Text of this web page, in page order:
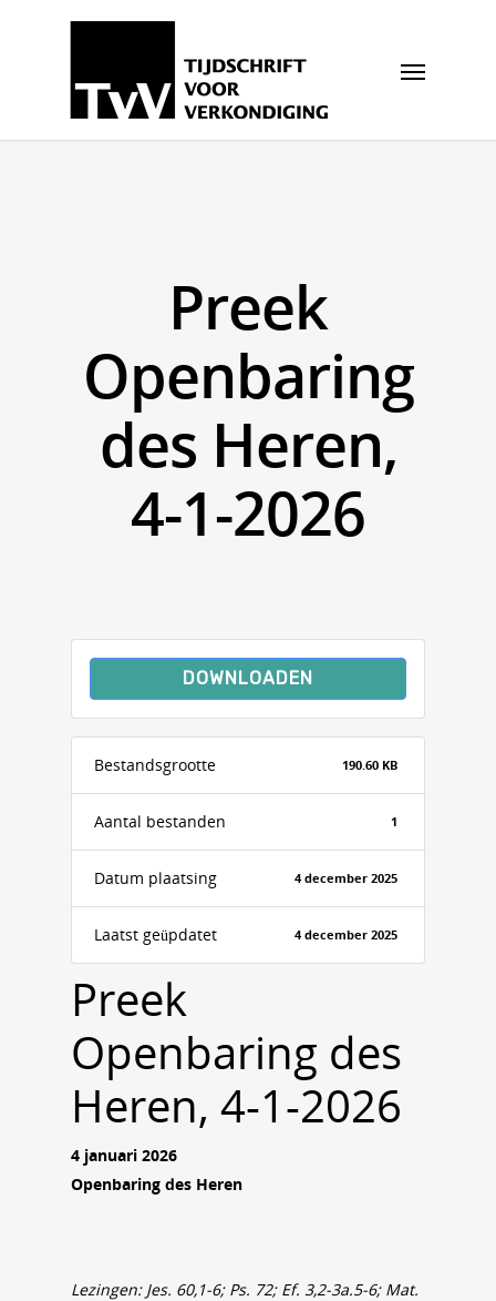
Preek
Openbaring
des Heren,
4-1-2026
DOWNLOADEN
Bestandsgrootte 190.60 KB
Aantal bestanden 1
Datum plaatsing 4 december 2025
Laatst geüpdatet 4 december 2025
Preek
Openbaring des
Heren, 4-1-2026
4 januari 2026
Openbaring des Heren
Lezingen: Jes. 60,1-6; Ps. 72; Ef. 3,2-3a.5-6; Mat.